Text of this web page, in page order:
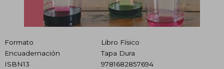
Formato
Libro Físico
Encuadernación
Tapa Dura
ISBN13
9781682857694